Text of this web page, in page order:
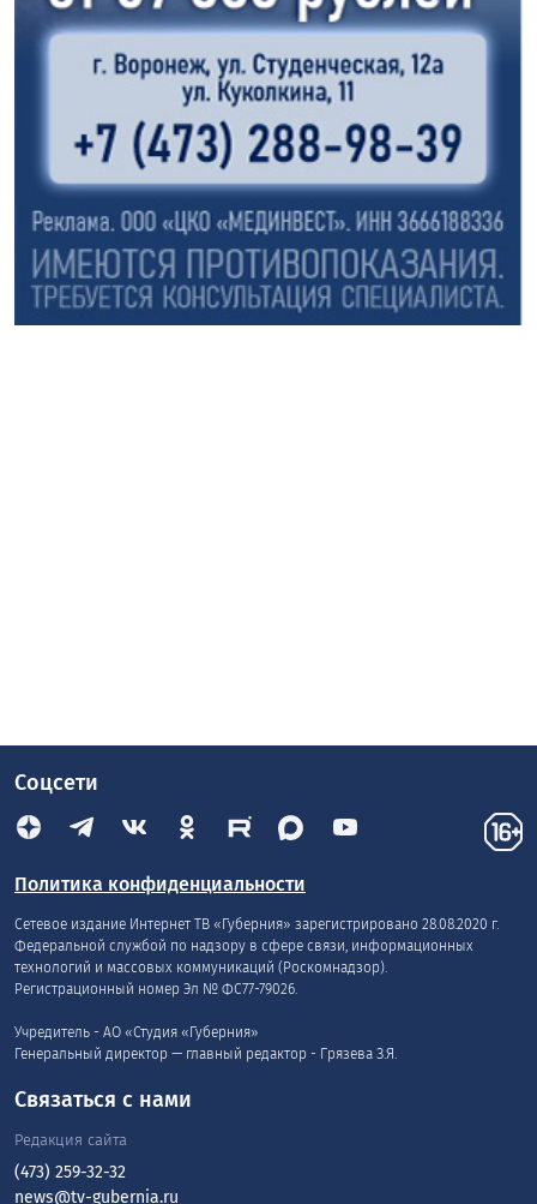
Соцсети
Политика конфиденциальности
Сетевое издание Интернет ТВ «Губерния» зарегистрировано 28.08.2020 г.
Федеральной службой по надзору в сфере связи, информационных
технологий и массовых коммуникаций (Роскомнадзор).
Регистрационный номер Эл № ФС77-79026.
Учредитель - АО «Студия «Губерния»
Генеральный директор — главный редактор - Грязева З.Я.
Связаться с нами
Редакция сайта
(473) 259-32-32
news@tv-gubernia.ru